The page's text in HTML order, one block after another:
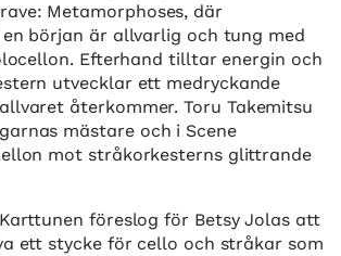
Metamorphoses, där
början är allvarlig och tung med
Efterhand tilltar energin och
utvecklar ett medryckande
återkommer. Toru Takemitsu
mästare och i Scene
mot stråkorkesterns glittrande
föreslog för Betsy Jolas att
ett stycke för cello och stråkar som